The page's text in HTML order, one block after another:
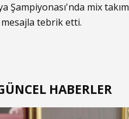
Şampiyonası'nda mix takım
mesajla tebrik etti.
HABERLER